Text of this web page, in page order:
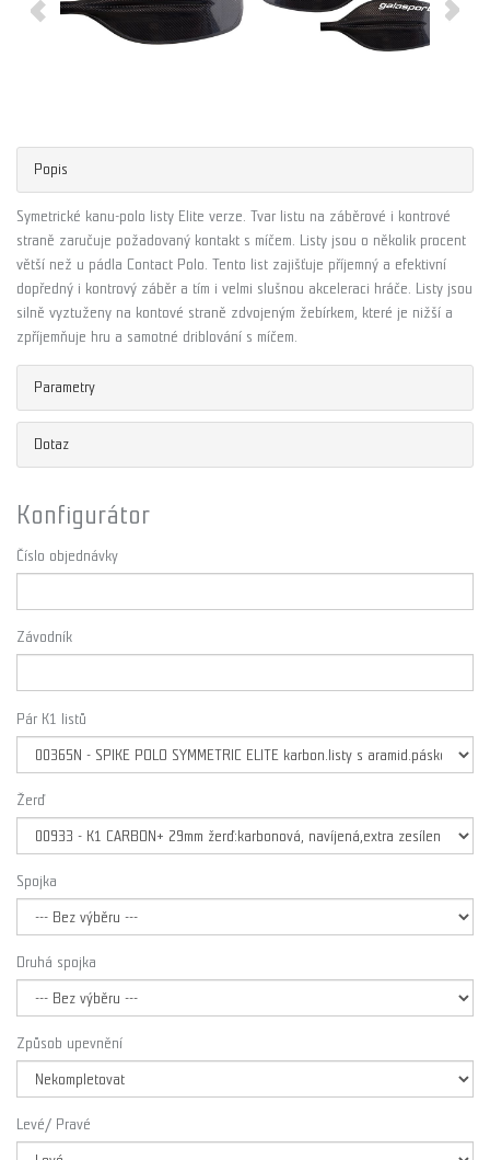
Popis
Symetrické kanu-polo listy Elite verze. Tvar listu na záběrové i kontrové
straně zaručuje požadovaný kontakt s míčem. Listy jsou o několik procent
větší než u pádla Contact Polo. Tento list zajišťuje příjemný a efektivní
dopředný i kontrový záběr a tím i velmi slušnou akceleraci hráče. Listy jsou
silně vyztuženy na kontové straně zdvojeným žebírkem, které je nižší a
zpříjemňuje hru a samotné driblování s míčem.
Parametry
Dotaz
Konfigurátor
Číslo objednávky
Závodník
Pár K1 listů
Žerď
Spojka
Druhá spojka
Způsob upevnění
Levé/ Pravé